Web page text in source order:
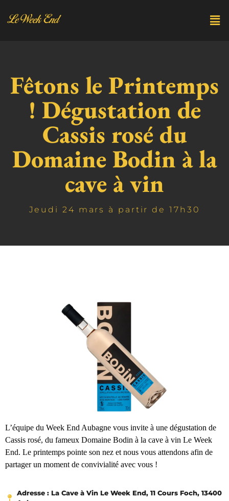
Fêtons le Printemps
! Dégustation de
Cassis rosé du
Domaine Bodin à la
cave à vin
Jeudi 24 mars à partir de 17h30
L’équipe du Week End Aubagne vous invite à une dégustation de
Cassis rosé, du fameux Domaine Bodin à la cave à vin Le Week
End. Le printemps pointe son nez et nous vous attendons afin de
partager un moment de convivialité avec vous !
Adresse : La Cave à Vin Le Week End, 11 Cours Foch, 13400